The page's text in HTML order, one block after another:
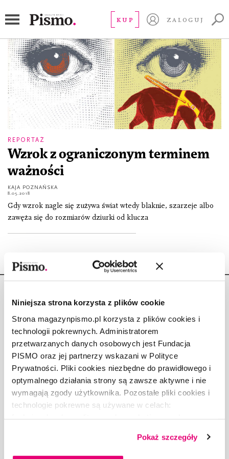
Niniejsza strona korzysta z plików cookie
Strona magazynpismo.pl korzysta z plików cookies i
technologii pokrewnych. Administratorem
przetwarzanych danych osobowych jest Fundacja
PISMO oraz jej partnerzy wskazani w Polityce
Prywatności. Pliki cookies niezbędne do prawidłowego i
optymalnego działania strony są zawsze aktywne i nie
wymagają zgody użytkownika. Pozostałe pliki cookies i
technologie pokrewne są używane w celach:
dobrowolną zgodę na pliki cookies i technologie
pokrewne, zgadzasz się na przechowywanie informacji
Pokaż szczegóły
KUP ZALOGUJ
REPORTAŻ
Wzrok z ograniczonym terminem
ważności
KAJA POZNAŃSKA
8.05.2018
Gdy wzrok nagle się zużywa świat wtedy blaknie, szarzeje albo
zawęża się do rozmiarów dziurki od klucza
Copyright © Fundacja Pismo
O „PIŚMIE”
ABOUT PISMO